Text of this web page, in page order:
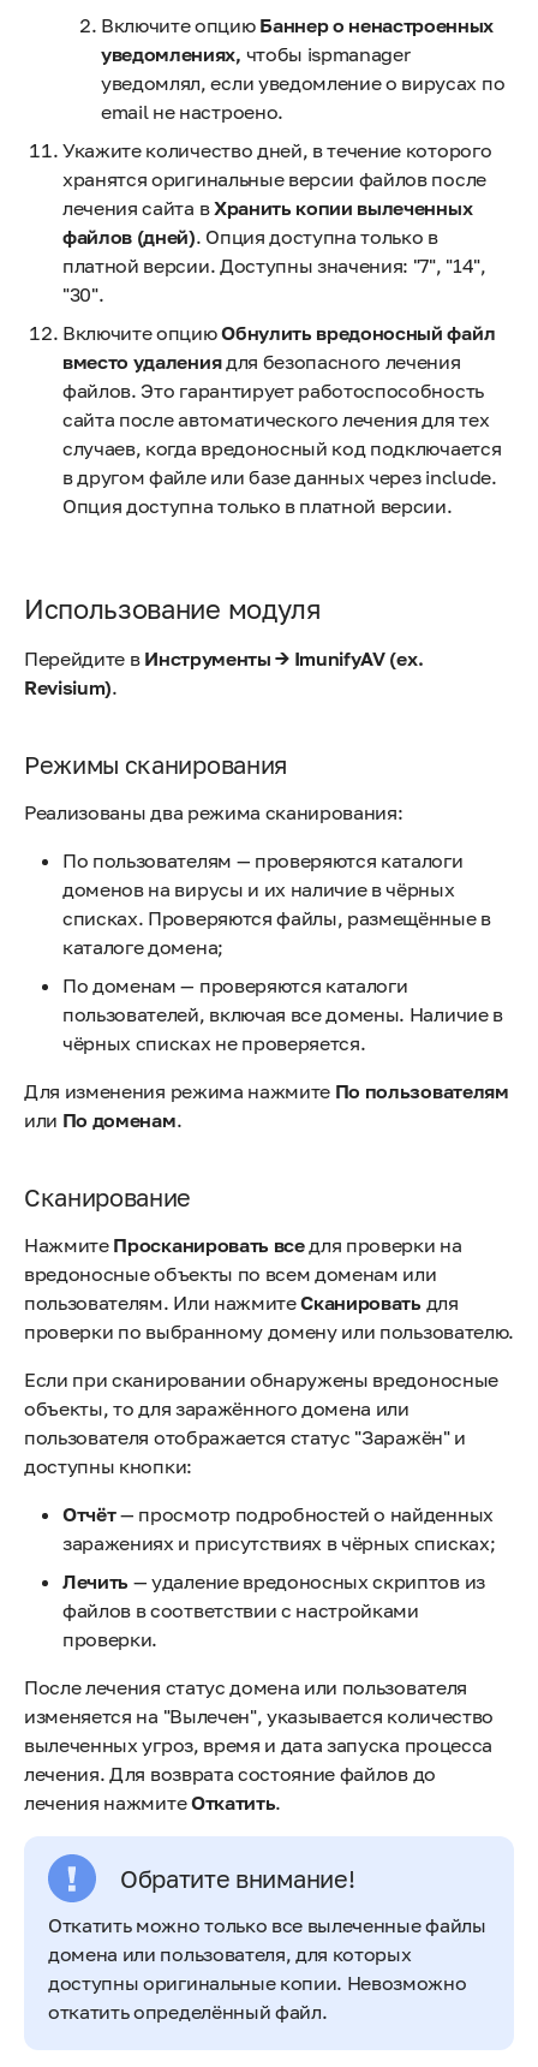
Включите опцию Баннер о ненастроенных
уведомлениях, чтобы ispmanager
уведомлял, если уведомление о вирусах по
email не настроено.
Укажите количество дней, в течение которого
хранятся оригинальные версии файлов после
лечения сайта вХранить копии вылеченных
файлов (дней). Опция доступна только в
платной версии. Доступны значения: "7", "14",
"30".
Включите опциюОбнулить вредоносный файл
вместо удалениядля безопасного лечения
файлов. Это гарантирует работоспособность
сайта после автоматического лечения для тех
случаев, когда вредоносный код подключается
в другом файле или базе данных через include.
Опция доступна только в платной версии.
Использование модуля
Перейдите в Инструменты → ImunifyAV (ex.
Revisium).
Режимы сканирования
Реализованы два режима сканирования:
По пользователям — проверяются каталоги
доменов на вирусы и их наличие в чёрных
списках. Проверяются файлы, размещённые в
каталоге домена;
По доменам — проверяются каталоги
пользователей, включая все домены. Наличие в
чёрных списках не проверяется.
Для изменения режима нажмите По пользователям
или По доменам.
Сканирование
НажмитеПросканировать вседля проверки на
вредоносные объекты по всем доменам или
пользователям. Или нажмитеСканировать для
проверки по выбранному домену или пользователю.
Если при сканировании обнаружены вредоносные
объекты, то для заражённого домена или
пользователя отображается статус "Заражён" и
доступны кнопки:
Отчёт— просмотр подробностей о найденных
заражениях и присутствиях в чёрных списках;
Лечить — удаление вредоносных скриптов из
файлов в соответствии с настройками
проверки.
После лечения статус домена или пользователя
изменяется на "Вылечен", указывается количество
вылеченных угроз, время и дата запуска процесса
лечения. Для возврата состояние файлов до
лечения нажмитеОткатить.
Обратите внимание!
Откатить можно только все вылеченные файлы
домена или пользователя, для которых
доступны оригинальные копии. Невозможно
откатить определённый файл.